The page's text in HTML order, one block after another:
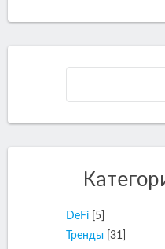
DeFi
[5]
Тренды [31]